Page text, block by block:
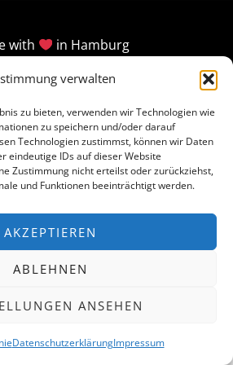
verwalten
zu bieten, verwenden wir Technologien wie
zu speichern und/oder darauf
Technologien zustimmst, können wir Daten
eindeutige IDs auf dieser Website
Zustimmung nicht erteilst oder zurückziehst,
und Funktionen beeinträchtigt werden.
AKZEPTIEREN
ABLEHNEN
ANSEHEN
DatenschutzerklärungImpressum
with in Hamburg